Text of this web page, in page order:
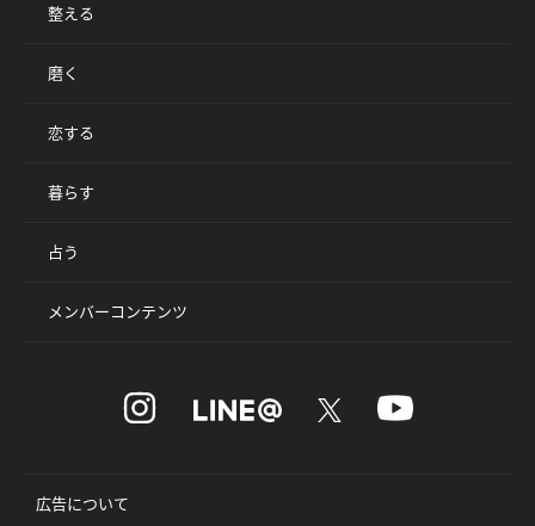
整える
磨く
恋する
暮らす
占う
メンバーコンテンツ
広告について